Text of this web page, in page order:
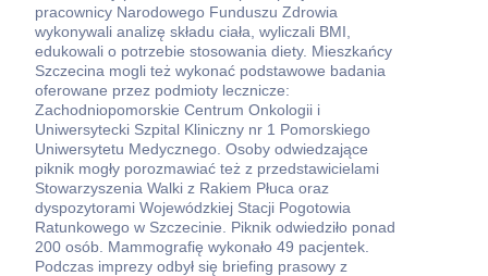
pracownicy Narodowego Funduszu Zdrowia
wykonywali analizę składu ciała, wyliczali BMI,
edukowali o potrzebie stosowania diety. Mieszkańcy
Szczecina mogli też wykonać podstawowe badania
oferowane przez podmioty lecznicze:
Zachodniopomorskie Centrum Onkologii i
Uniwersytecki Szpital Kliniczny nr 1 Pomorskiego
Uniwersytetu Medycznego. Osoby odwiedzające
piknik mogły porozmawiać też z przedstawicielami
Stowarzyszenia Walki z Rakiem Płuca oraz
dyspozytorami Wojewódzkiej Stacji Pogotowia
Ratunkowego w Szczecinie. Piknik odwiedziło ponad
200 osób. Mammografię wykonało 49 pacjentek.
Podczas imprezy odbył się briefing prasowy z